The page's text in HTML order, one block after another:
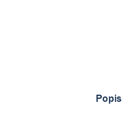
Popis